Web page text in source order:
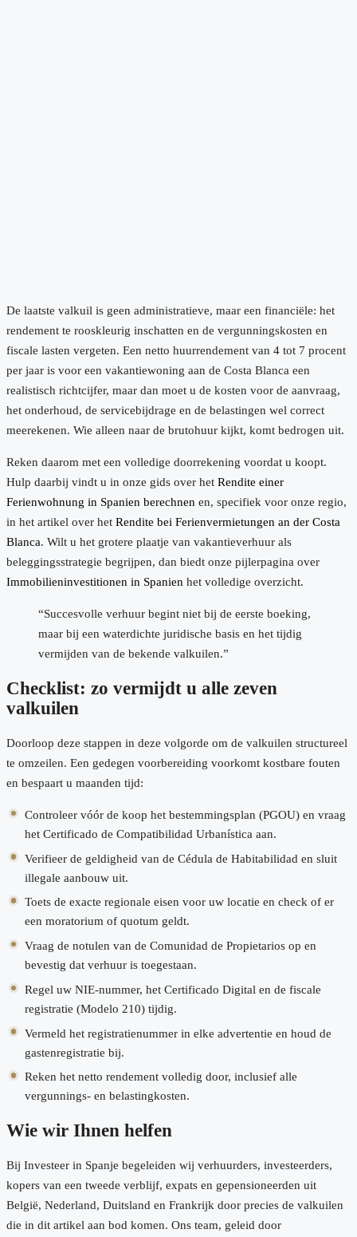
De laatste valkuil is geen administratieve, maar een financiële: het
rendement te rooskleurig inschatten en de vergunningskosten en
fiscale lasten vergeten. Een netto huurrendement van 4 tot 7 procent
per jaar is voor een vakantiewoning aan de Costa Blanca een
realistisch richtcijfer, maar dan moet u de kosten voor de aanvraag,
het onderhoud, de servicebijdrage en de belastingen wel correct
meerekenen. Wie alleen naar de brutohuur kijkt, komt bedrogen uit.
Reken daarom met een volledige doorrekening voordat u koopt.
Hulp daarbij vindt u in onze gids over het Rendite einer
Ferienwohnung in Spanien berechnen en, specifiek voor onze regio,
in het artikel over het Rendite bei Ferienvermietungen an der Costa
Blanca. Wilt u het grotere plaatje van vakantieverhuur als
beleggingsstrategie begrijpen, dan biedt onze pijlerpagina over
Immobilieninvestitionen in Spanien het volledige overzicht.
“Succesvolle verhuur begint niet bij de eerste boeking,
maar bij een waterdichte juridische basis en het tijdig
vermijden van de bekende valkuilen.”
Checklist: zo vermijdt u alle zeven
valkuilen
Doorloop deze stappen in deze volgorde om de valkuilen structureel
te omzeilen. Een gedegen voorbereiding voorkomt kostbare fouten
en bespaart u maanden tijd:
Controleer vóór de koop het bestemmingsplan (PGOU) en vraag
het Certificado de Compatibilidad Urbanística aan.
Verifieer de geldigheid van de Cédula de Habitabilidad en sluit
illegale aanbouw uit.
Toets de exacte regionale eisen voor uw locatie en check of er
een moratorium of quotum geldt.
Vraag de notulen van de Comunidad de Propietarios op en
bevestig dat verhuur is toegestaan.
Regel uw NIE-nummer, het Certificado Digital en de fiscale
registratie (Modelo 210) tijdig.
Vermeld het registratienummer in elke advertentie en houd de
gastenregistratie bij.
Reken het netto rendement volledig door, inclusief alle
vergunnings- en belastingkosten.
Wie wir Ihnen helfen
Bij Investeer in Spanje begeleiden wij verhuurders, investeerders,
kopers van een tweede verblijf, expats en gepensioneerden uit
België, Nederland, Duitsland en Frankrijk door precies de valkuilen
die in dit artikel aan bod komen. Ons team, geleid door